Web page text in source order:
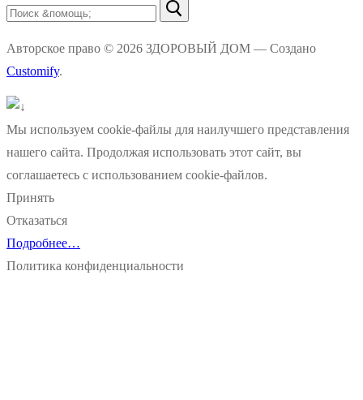
Найти:
Авторское право © 2026 ЗДОРОВЫЙ ДОМ — Создано
Customify.
Мы используем cookie-файлы для наилучшего представления
нашего сайта. Продолжая использовать этот сайт, вы
соглашаетесь с использованием cookie-файлов.
Принять
Отказаться
Подробнее…
Политика конфиденциальности